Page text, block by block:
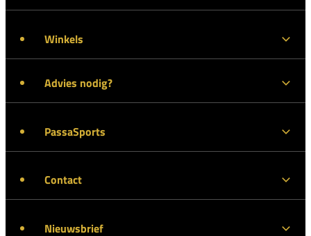
Winkels
Advies nodig?
PassaSports
Contact
Nieuwsbrief